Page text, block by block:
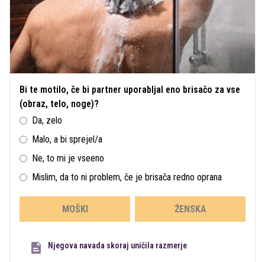
Bi te motilo, če bi partner uporabljal eno brisačo za vse
(obraz, telo, noge)?
Da, zelo
Malo, a bi sprejel/a
Ne, to mi je vseeno
Mislim, da to ni problem, če je brisača redno oprana
MOŠKI ŽENSKA
Njegova navada skoraj uničila razmerje